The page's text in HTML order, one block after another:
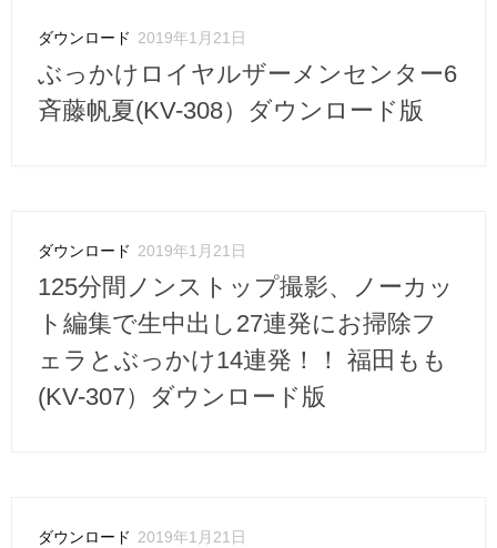
ダウンロード 2019年1月21日
ぶっかけロイヤルザーメンセンター6
斉藤帆夏(KV-308）ダウンロード版
ダウンロード 2019年1月21日
125分間ノンストップ撮影、ノーカッ
ト編集で生中出し27連発にお掃除フ
ェラとぶっかけ14連発！！ 福田もも
(KV-307）ダウンロード版
ダウンロード 2019年1月21日